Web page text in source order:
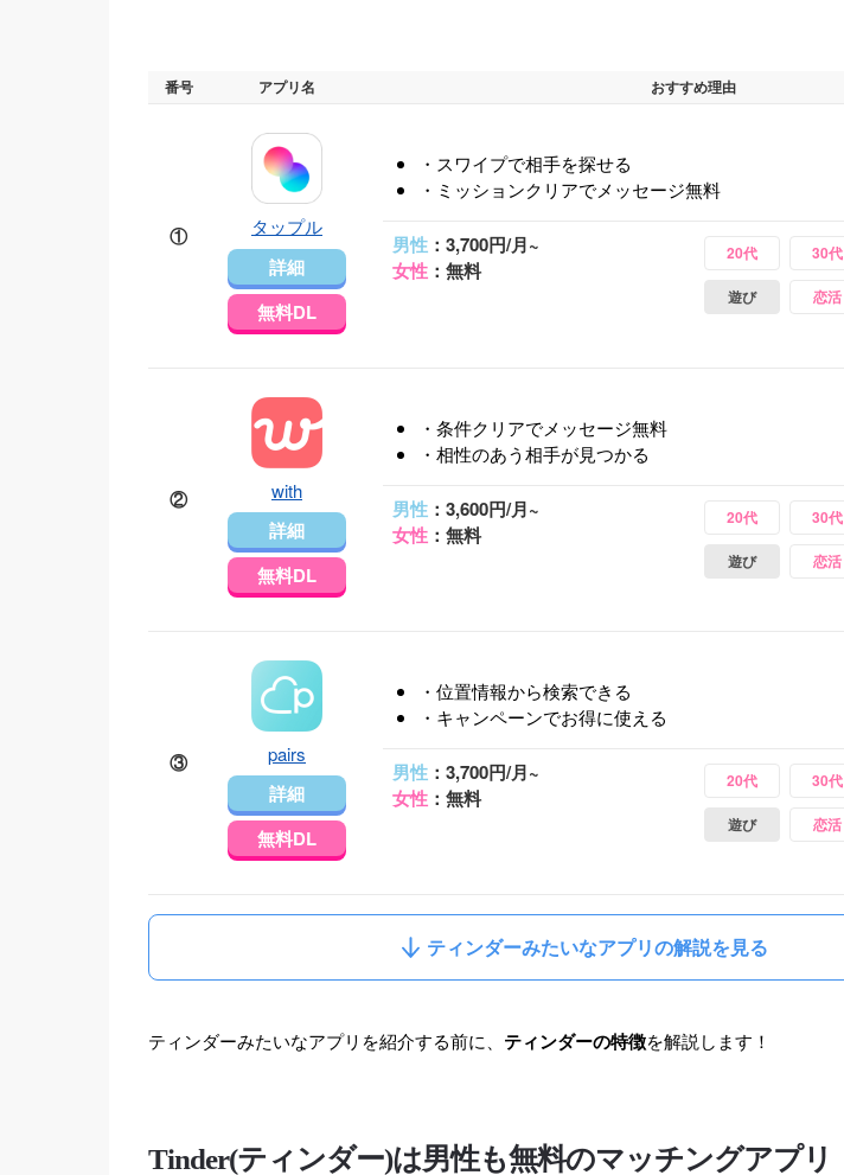
番号 アプリ名 おすすめ理由
① タップル
詳細
無料DL
・スワイプで相手を探せる
・ミッションクリアでメッセージ無料
男性：3,700円/月~
女性：無料
20代 30代
遊び 恋活
② with
詳細
無料DL
・条件クリアでメッセージ無料
・相性のあう相手が見つかる
男性：3,600円/月~
女性：無料
20代 30代
遊び 恋活
③ pairs
詳細
無料DL
・位置情報から検索できる
・キャンペーンでお得に使える
男性：3,700円/月~
女性：無料
20代 30代
遊び 恋活
ティンダーみたいなアプリの解説を見る
ティンダーみたいなアプリを紹介する前に、 ティンダーの特徴を解説します！
Tinder(ティンダー)は男性も無料のマッチングアプリ